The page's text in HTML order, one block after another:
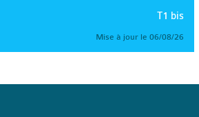
T1 bis
Mise à jour le 06/08/26